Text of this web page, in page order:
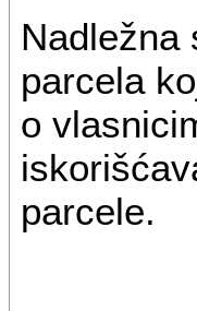
Nadležna
parcela
o
parcele.